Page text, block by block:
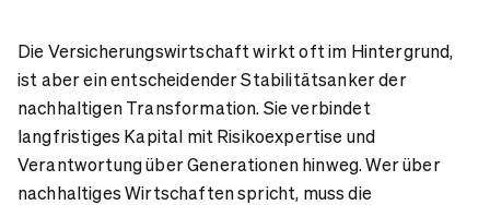
Die Versicherungswirtschaft wirkt oft im Hintergrund,
ist aber ein entscheidender Stabilitätsanker der
nachhaltigen Transformation. Sie verbindet
langfristiges Kapital mit Risikoexpertise und
Verantwortung über Generationen hinweg. Wer über
nachhaltiges Wirtschaften spricht, muss die